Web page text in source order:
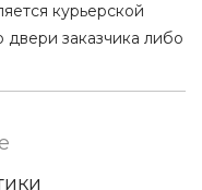
курьерской
заказчика либо